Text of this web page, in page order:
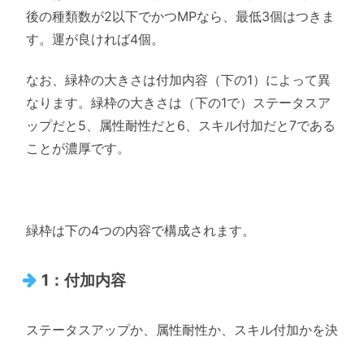
後の種類数が2以下でかつMPなら、最低3個はつきま
す。運が良ければ4個。
なお、緑枠の大きさは付加内容（下の1）によって異
なります。緑枠の大きさは（下の1で）ステータスア
ップだと5、属性耐性だと6、スキル付加だと7である
ことが濃厚です。
緑枠は下の4つの内容で構成されます。
1：付加内容
ステータスアップか、属性耐性か、スキル付加かを決